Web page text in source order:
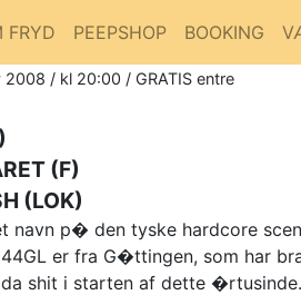
FRYD PEEPSHOP BOOKING
/ kl 20:00 / GRATIS entre
(F)
(LOK)
navn p� den tyske hardcore
er fra G�ttingen, som har
shit i starten af dette